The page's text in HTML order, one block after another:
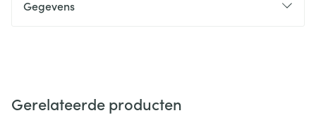
Gegevens
Gerelateerde producten